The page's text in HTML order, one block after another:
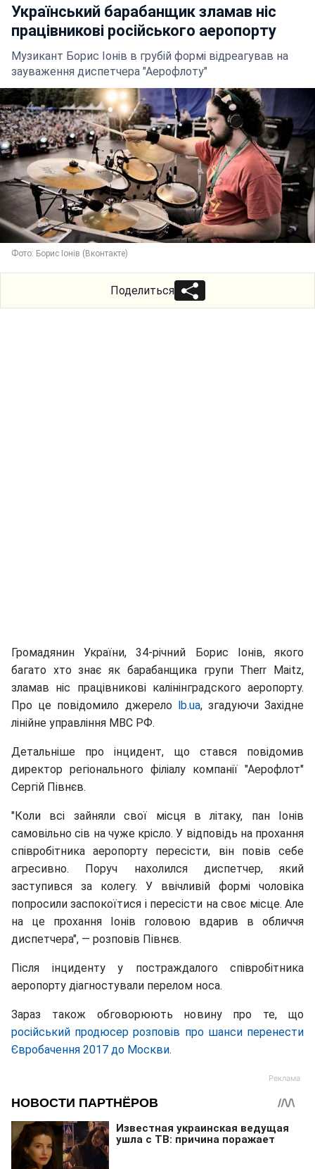
Український барабанщик зламав ніс
працівникові російського аеропорту
Музикант Борис Іонів в грубій формі відреагував на
зауваження диспетчера "Аерофлоту"
Фото: Борис Іонів (Вконтакте)
Поделиться
Громадянин України, 34-річний Борис Іонів, якого
багато хто знає як барабанщика групи Therr Maitz,
зламав ніс працівникові калінінградского аеропорту.
Про це повідомило джерело lb.ua, згадуючи Західне
лінійне управління МВС РФ.
Детальніше про інцидент, що стався повідомив
директор регіонального філіалу компанії "Аерофлот"
Сергій Півнєв.
"Коли всі зайняли свої місця в літаку, пан Іонів
самовільно сів на чуже крісло. У відповідь на прохання
співробітника аеропорту пересісти, він повів себе
агресивно. Поруч нахолился диспетчер, який
заступився за колегу. У ввічливій формі чоловіка
попросили заспокоїтися і пересісти на своє місце. Але
на це прохання Іонів головою вдарив в обличчя
диспетчера", — розповів Півнєв.
Після інциденту у постраждалого співробітника
аеропорту діагностували перелом носа.
Зараз також обговорюють новину про те, що
російський продюсер розповів про шанси перенести
Євробачення 2017 до Москви.